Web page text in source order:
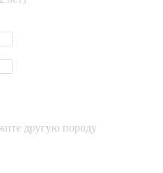
другую породу